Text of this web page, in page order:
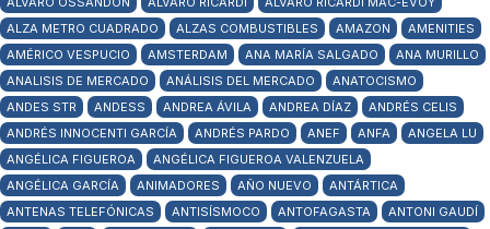
ALZA METRO CUADRADO
ALZAS COMBUSTIBLES AMAZON
AMENITIES
AMÉRICO VESPUCIO
AMSTERDAM ANA MARÍA SALGADO
ANA MURILLO
ANALISIS DE MERCADO
ANÁLISIS DEL MERCADO
ANATOCISMO
ANDES STR
ANDESS ANDREA ÁVILA ANDREA DÍAZ
ANDRÉS CELIS
ANDRÉS INNOCENTI GARCÍA
ANDRÉS PARDO ANEF ANFA
ANGELA LU
ANGÉLICA FIGUEROA
ANGÉLICA FIGUEROA VALENZUELA
ANGÉLICA GARCÍA
ANIMADORES AÑO NUEVO
ANTÁRTICA
ANTENAS TELEFÓNICAS
ANTISÍSMOCO ANTOFAGASTA
ANTONI GAUDÍ